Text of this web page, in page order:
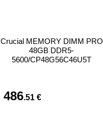
Crucial MEMORY DIMM PRO
48GB DDR5-
5600/CP48G56C46U5T
486.51 €